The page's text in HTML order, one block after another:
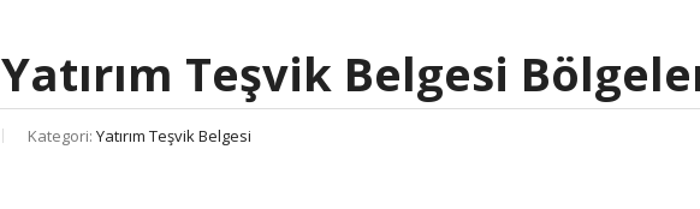
Yatırım Teşvik Belgesi
Kategori: Yatırım Teşvik Belgesi